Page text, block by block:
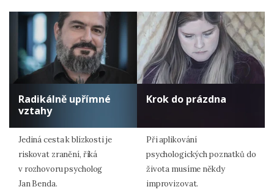
Radikálně upřímné
vztahy
Jediná cesta k blízkosti je
riskovat zranění, říká
v rozhovoru psycholog
Jan Benda.
Krok do prázdna
Při aplikování
psychologických poznatků do
života musíme někdy
improvizovat.